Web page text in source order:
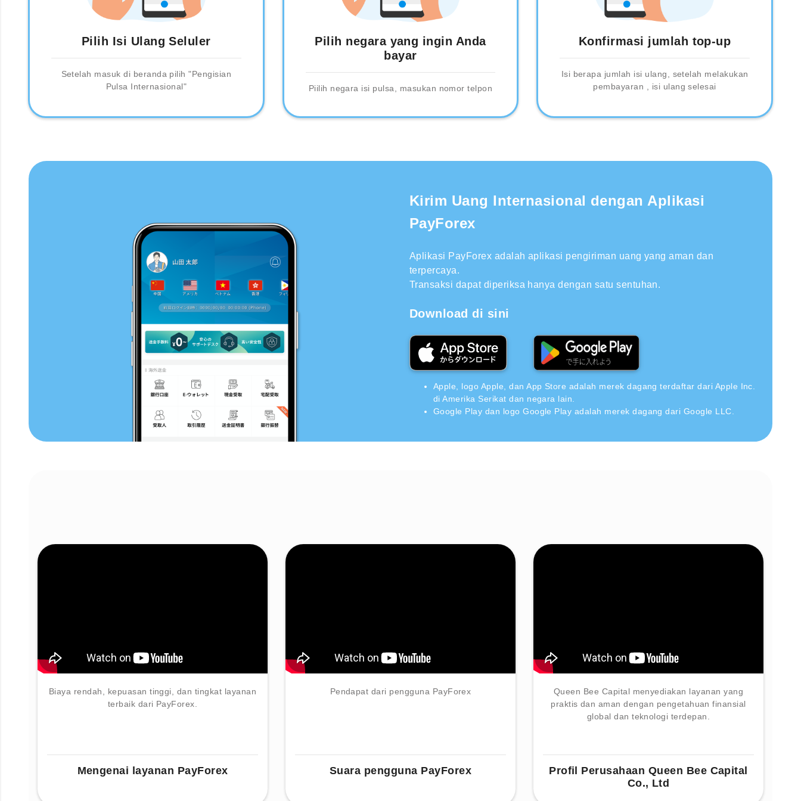
Pilih Isi Ulang Seluler
Setelah masuk di beranda pilih "Pengisian
Pulsa Internasional"
Pilih negara yang ingin Anda
bayar
Piilih negara isi pulsa, masukan nomor telpon
Konfirmasi jumlah top-up
Isi berapa jumlah isi ulang, setelah melakukan
pembayaran , isi ulang selesai
Kirim Uang Internasional dengan Aplikasi
PayForex
Aplikasi PayForex adalah aplikasi pengiriman uang yang aman dan
terpercaya.
Transaksi dapat diperiksa hanya dengan satu sentuhan.
Download di sini
Apple, logo Apple, dan App Store adalah merek dagang terdaftar dari Apple Inc.
di Amerika Serikat dan negara lain.
Google Play dan logo Google Play adalah merek dagang dari Google LLC.
Biaya rendah, kepuasan tinggi, dan tingkat layanan
terbaik dari PayForex.
Mengenai layanan PayForex
Pendapat dari pengguna PayForex
Suara pengguna PayForex
Queen Bee Capital menyediakan layanan yang
praktis dan aman dengan pengetahuan finansial
global dan teknologi terdepan.
Profil Perusahaan Queen Bee Capital
Co., Ltd